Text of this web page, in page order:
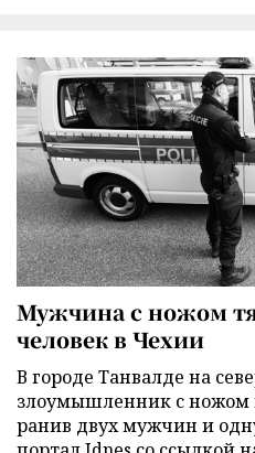
Мужчина с ножом
человек в Чехии
В городе Танвалде на
злоумышленник с ножом
ранив двух мужчин и